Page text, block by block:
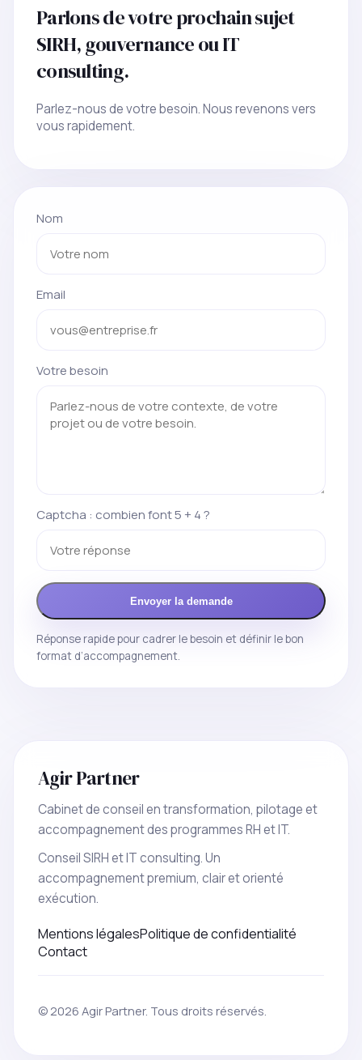
Parlons de votre prochain sujet
SIRH, gouvernance ou IT
consulting.
Parlez-nous de votre besoin. Nous revenons vers
vous rapidement.
Nom
Email
Votre besoin
Captcha : combien font 5 + 4 ?
Envoyer la demande
Réponse rapide pour cadrer le besoin et définir le bon
format d’accompagnement.
Agir Partner
Cabinet de conseil en transformation, pilotage et
accompagnement des programmes RH et IT.
Conseil SIRH et IT consulting. Un
accompagnement premium, clair et orienté
exécution.
Mentions légalesPolitique de confidentialité
Contact
© 2026 Agir Partner. Tous droits réservés.